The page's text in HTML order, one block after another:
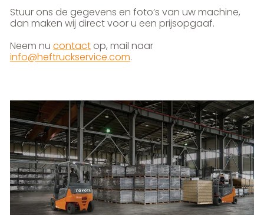
Stuur ons de gegevens en foto’s van uw machine,
dan maken wij direct voor u een prijsopgaaf.
Neem nucontact op, mail naar
info@heftruckservice.com.